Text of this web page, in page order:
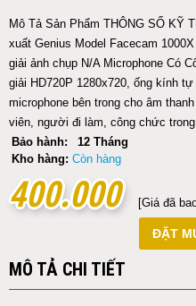
Mô Tả Sản Phẩm THÔNG SỐ KỸ
xuất Genius Model Facecam
giải ảnh chụp N/A Microphone Có
giải HD720P 1280x720, ống kính
microphone bên trong cho âm
viên, người đi làm, công chức
Bảo hành:
12 Tháng
Kho hàng: Còn hàng
400.000
400.000 [Giá đã
ĐẶT
MÔ TẢ CHI TIẾT